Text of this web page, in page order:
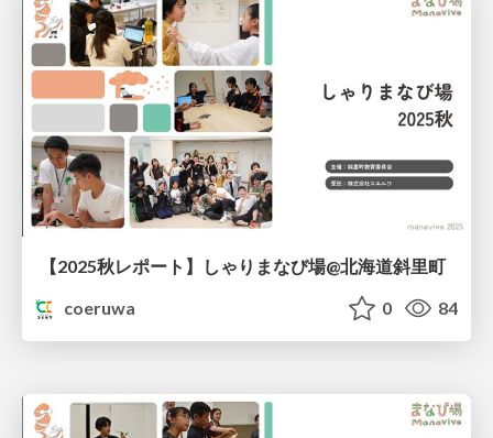
【2025秋レポート】しゃりまなび場@北海道斜里町
coeruwa
0 84